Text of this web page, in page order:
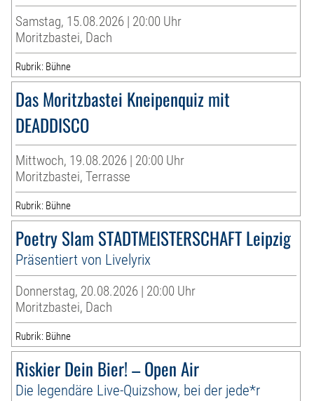
Samstag, 15.08.2026 | 20:00 Uhr
Moritzbastei, Dach
Rubrik: Bühne
Das Moritzbastei Kneipenquiz mit
DEADDISCO
Mittwoch, 19.08.2026 | 20:00 Uhr
Moritzbastei, Terrasse
Rubrik: Bühne
Poetry Slam STADTMEISTERSCHAFT Leipzig
Präsentiert von Livelyrix
Donnerstag, 20.08.2026 | 20:00 Uhr
Moritzbastei, Dach
Rubrik: Bühne
Riskier Dein Bier! – Open Air
Die legendäre Live-Quizshow, bei der jede*r